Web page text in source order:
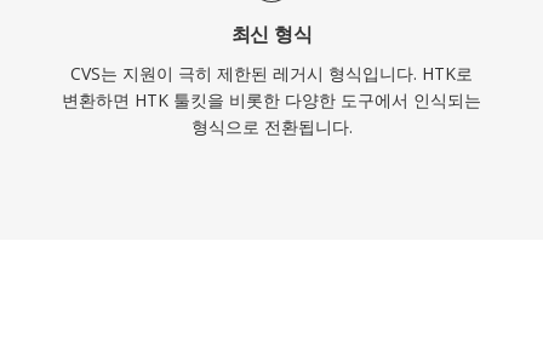
최신 형식
CVS는 지원이 극히 제한된 레거시 형식입니다. HTK로
변환하면 HTK 툴킷을 비롯한 다양한 도구에서 인식되는
형식으로 전환됩니다.